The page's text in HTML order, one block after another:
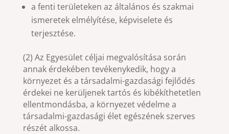
a fenti területeken az általános és szakmai
ismeretek elmélyítése, képviselete és
terjesztése.
(2) Az Egyesület céljai megvalósítása során
annak érdekében tevékenykedik, hogy a
környezet és a társadalmi-gazdasági fejlődés
érdekei ne kerüljenek tartós és kibékíthetetlen
ellentmondásba, a környezet védelme a
társadalmi-gazdasági élet egészének szerves
részét alkossa.